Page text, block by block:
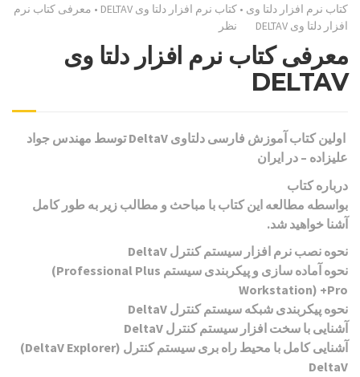
کتاب نرم افزار دلتا وی • کتاب نرم افزار دلتا وی DELTAV • معرفی کتاب نرم
افزار دلتا وی DELTAV
نظر
معرفی کتاب نرم افزار دلتا وی
DELTAV
اولین کتاب آموزش فارسی دلتاوی DeltaV توسط مهندس جواد
علیزاده – در ایران
درباره کتاب
بواسطه مطالعه این کتاب با مباحث و مطالب زیر به طور کامل
آشنا خواهید شد.
نحوه نصب نرم افزار سیستم کنترل DeltaV
نحوه آماده سازی و پیکربندی سیستم (Professional Plus
Workstation) +Pro
نحوه پیکربندی شبکه سیستم کنترل DeltaV
آشنایی با سخت افزار سیستم کنترل DeltaV
آشنایی کامل با محیط راه بری سیستم کنترل (DeltaV Explorer)
DeltaV